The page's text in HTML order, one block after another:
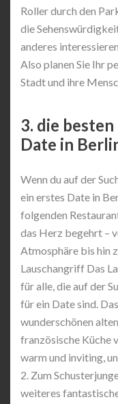
Roller durch den
die
anderes
Also planen Sie Ihr
Stadt und ihre
3. die
Date in
Wenn du auf der
ein erstes Date in
folgenden
das Herz begehrt –
Atmosphäre bis hin
Lauschangriff Das
für alle, die auf der
für ein Date sind.
wunderschönen
französische Küche
warm und inviting,
2. Zum
weiteres